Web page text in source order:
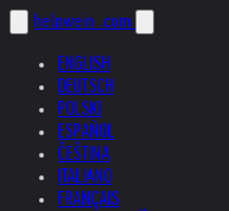
helnwein .com
ENGLISH
DEUTSCH
POLSKI
ESPAÑOL
ČEŠTINA
ITALIANO
FRANÇAIS